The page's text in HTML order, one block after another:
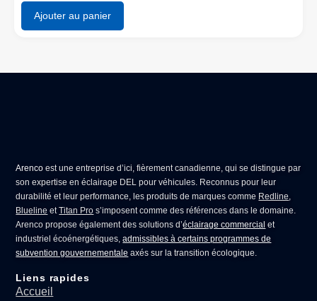
Ajouter au panier
Arenco est une entreprise d’ici, fièrement canadienne, qui se distingue par
son expertise enéclairage DEL pour véhicules. Reconnus pour leur
durabilité et leur performance, les produits de marques comme Redline,
Blueline etTitan Pro s’imposent comme des références dans le domaine.
Arenco propose également des solutions d’éclairage commercial et
industriel écoénergétiques,admissibles à certains programmes de
subvention gouvernementale axés sur la transition écologique.
Liens rapides
Accueil